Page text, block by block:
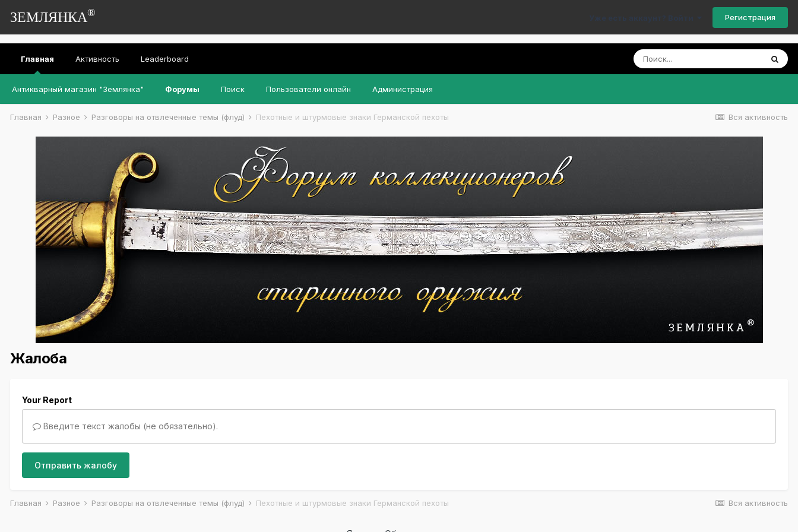
ЗЕМЛЯНКА® Уже есть аккаунт? Войти Регистрация
Главная
Антикварный магазин "Землянка" Форумы Поиск Пользователи онлайн Администрация
Активность Leaderboard
Вся активность
Главная Разное Разговоры на отвлеченные темы (флуд) Пехотные и штурмовые знаки Германской пехоты
Жалоба
Your Report
Введите текст жалобы (не обязательно).
Отправить жалобу
Вся активность
Главная Разное Разговоры на отвлеченные темы (флуд) Пехотные и штурмовые знаки Германской пехоты